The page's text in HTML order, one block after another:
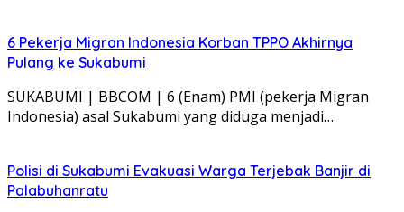
6 Pekerja Migran Indonesia Korban TPPO Akhirnya
Pulang ke Sukabumi
SUKABUMI | BBCOM | 6 (Enam) PMI (pekerja Migran
Indonesia) asal Sukabumi yang diduga menjadi…
Polisi di Sukabumi Evakuasi Warga Terjebak Banjir di
Palabuhanratu